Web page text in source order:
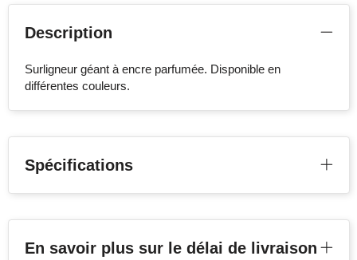
Description
Surligneur géant à encre parfumée. Disponible en
différentes couleurs.
Spécifications
En savoir plus sur le délai de livraison